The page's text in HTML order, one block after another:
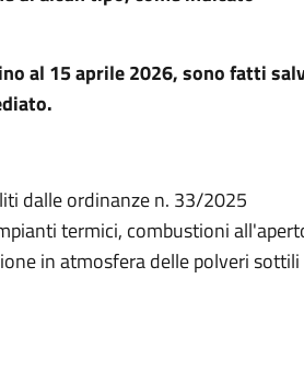
al 15 aprile 2026, sono fatti
dalle ordinanze n. 33/2025
termici, combustioni
in atmosfera delle polveri sottili